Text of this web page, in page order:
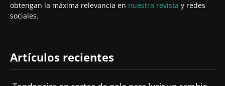
obtengan la máxima relevancia en nuestra revista y redes
sociales.
Artículos recientes